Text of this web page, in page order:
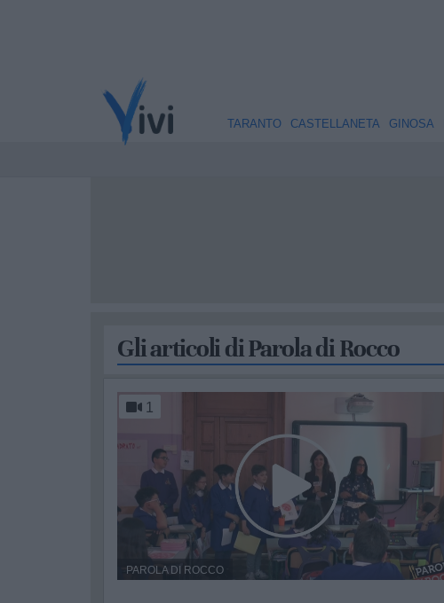
TARANTO CASTELLANETA GINOSA
Gli articoli di Parola di Rocco
1
PAROLA DI ROCCO